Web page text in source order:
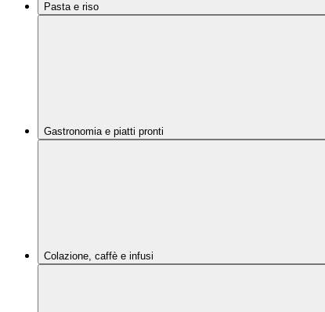
Pasta e riso
Gastronomia e piatti pronti
Colazione, caffè e infusi